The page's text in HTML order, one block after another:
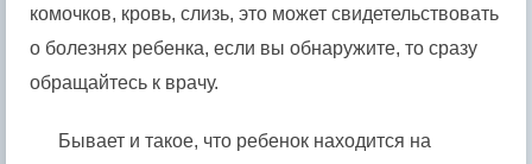
комочков, кровь, слизь, это может свидетельствовать
о болезнях ребенка, если вы обнаружите, то сразу
обращайтесь к врачу.
Бывает и такое, что ребенок находится на